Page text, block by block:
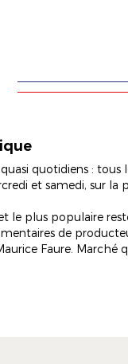
quotidiens :
et samedi, sur
le plus populaire
de
Faure. Marché